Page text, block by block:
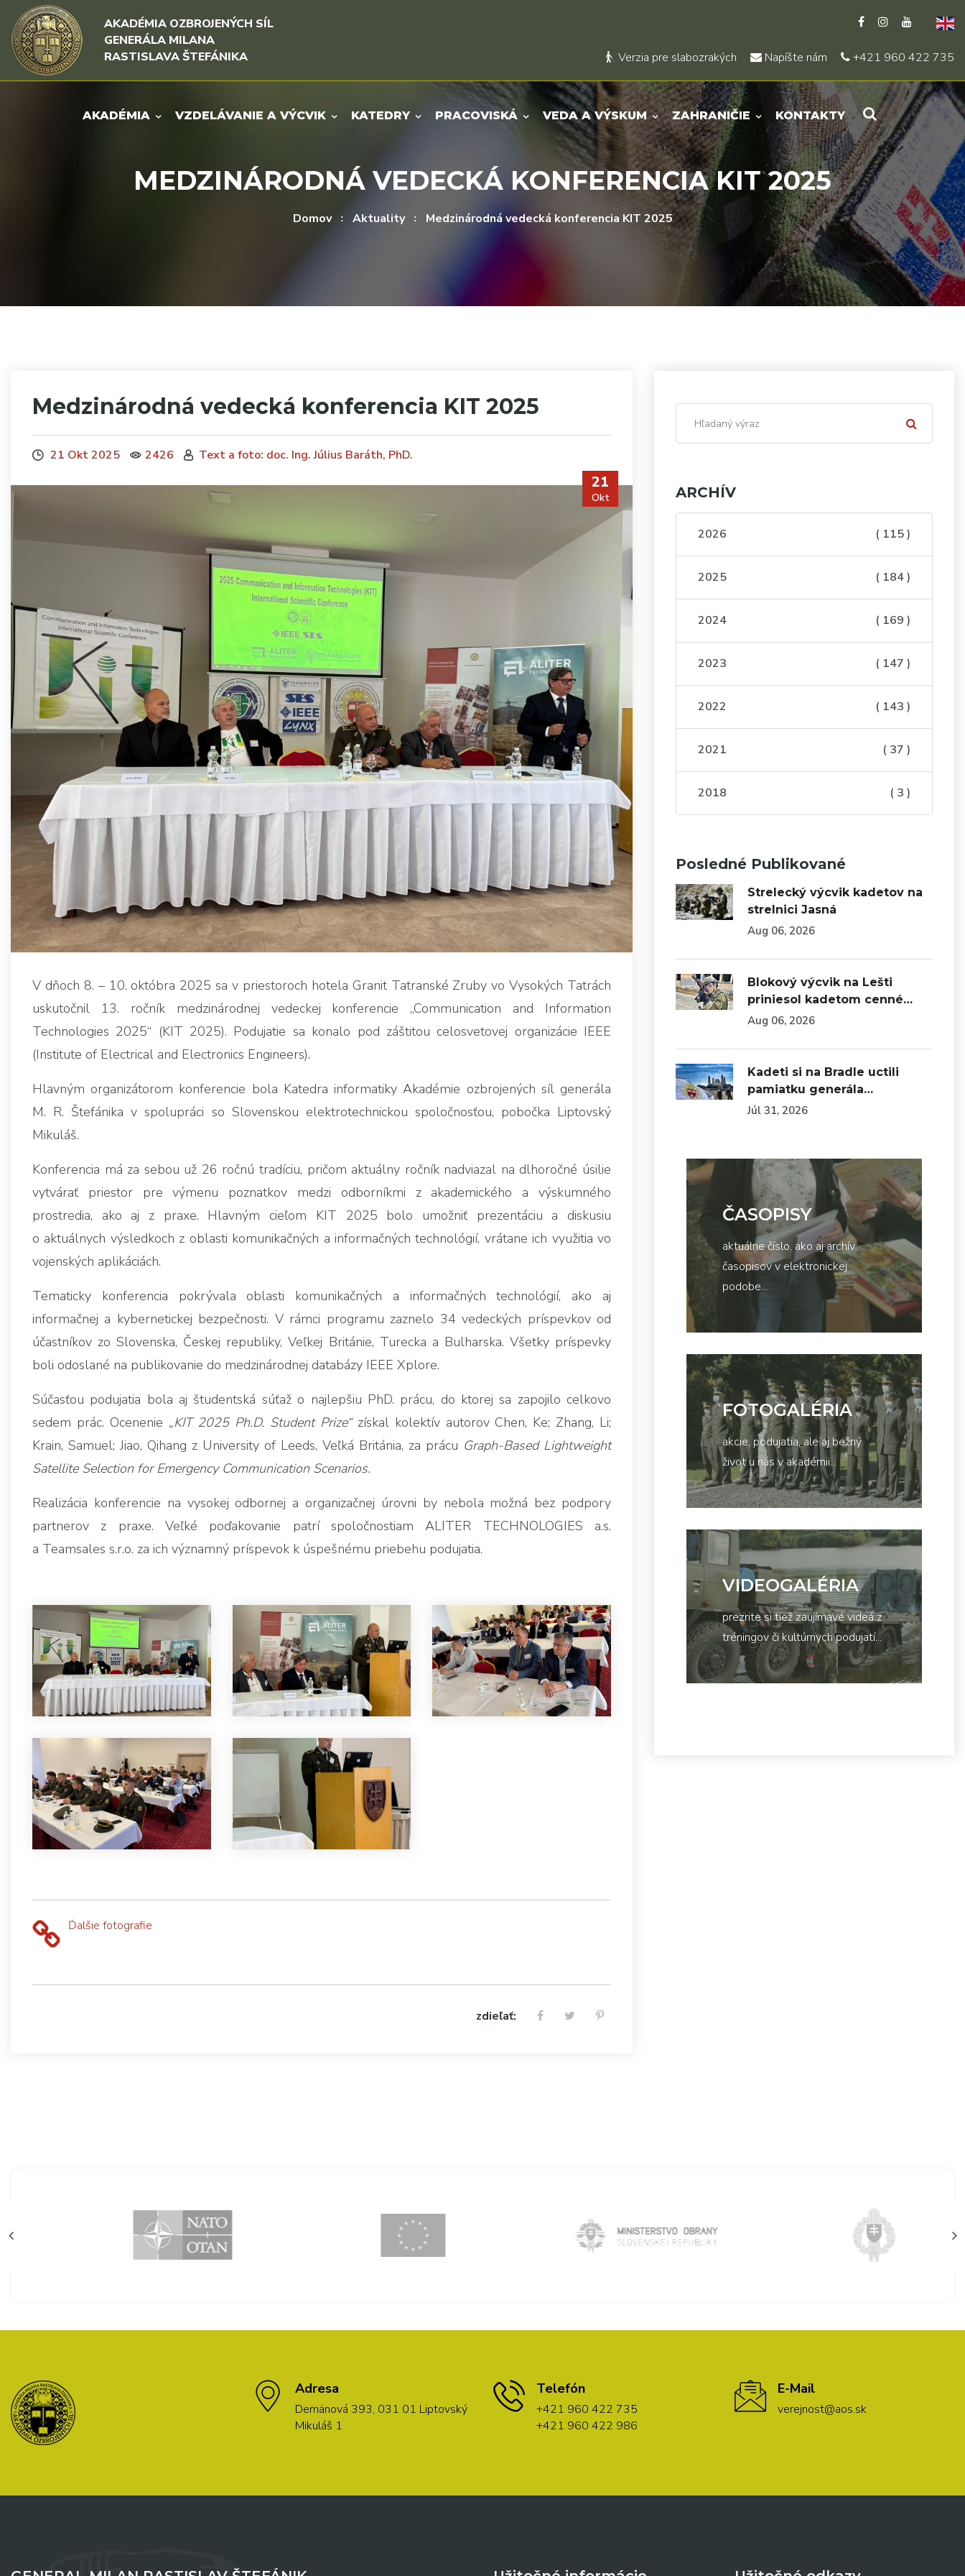
Rovno na obsah
Rovno na menu
AKADÉMIA OZBROJENÝCH SÍL
GENERÁLA MILANA
RASTISLAVA ŠTEFÁNIKA
Verzia pre slabozrakých Napíšte nám +421 960 422 735
AKADÉMIA VZDELÁVANIE A VÝCVIK KATEDRY PRACOVISKÁ VEDA A VÝSKUM ZAHRANIČIE KONTAKTY
MEDZINÁRODNÁ VEDECKÁ KONFERENCIA KIT 2025
Domov Aktuality Medzinárodná vedecká konferencia KIT 2025
Medzinárodná vedecká konferencia KIT 2025
21 Okt 2025 2426 Text a foto: doc. Ing. Július Baráth, PhD.
21
Okt
V dňoch 8. – 10. októbra 2025 sa v priestoroch hotela Granit Tatranské Zruby vo Vysokých Tatrách
uskutočnil 13. ročník medzinárodnej vedeckej konferencie „Communication and Information
Technologies 2025“ (KIT 2025). Podujatie sa konalo pod záštitou celosvetovej organizácie IEEE
(Institute of Electrical and Electronics Engineers).
Hlavným organizátorom konferencie bola Katedra informatiky Akadémie ozbrojených síl generála
M. R. Štefánika v spolupráci so Slovenskou elektrotechnickou spoločnosťou, pobočka Liptovský
Mikuláš.
Konferencia má za sebou už 26 ročnú tradíciu, pričom aktuálny ročník nadviazal na dlhoročné úsilie
vytvárať priestor pre výmenu poznatkov medzi odborníkmi z akademického a výskumného
prostredia, ako aj z praxe. Hlavným cieľom KIT 2025 bolo umožniť prezentáciu a diskusiu
o aktuálnych výsledkoch z oblasti komunikačných a informačných technológií, vrátane ich využitia vo
vojenských aplikáciách.
Tematicky konferencia pokrývala oblasti komunikačných a informačných technológií, ako aj
informačnej a kybernetickej bezpečnosti. V rámci programu zaznelo 34 vedeckých príspevkov od
účastníkov zo Slovenska, Českej republiky, Veľkej Británie, Turecka a Bulharska. Všetky príspevky
boli odoslané na publikovanie do medzinárodnej databázy IEEE Xplore.
Súčasťou podujatia bola aj študentská súťaž o najlepšiu PhD. prácu, do ktorej sa zapojilo celkovo
sedem prác. Ocenenie „KIT 2025 Ph.D. Student Prize“získal kolektív autorov Chen, Ke; Zhang, Li;
Krain, Samuel; Jiao, Qihang z University of Leeds, Veľká Británia, za prácu Graph-Based Lightweight
Satellite Selection for Emergency Communication Scenarios.
Realizácia konferencie na vysokej odbornej a organizačnej úrovni by nebola možná bez podpory
partnerov z praxe. Veľké poďakovanie patrí spoločnostiam ALITER TECHNOLOGIES a.s.
a Teamsales s.r.o. za ich významný príspevok k úspešnému priebehu podujatia.
Ďalšie fotografie
zdieľať:
ARCHÍV
2026 ( 115 )
2025 ( 184 )
2024 ( 169 )
2023 ( 147 )
2022 ( 143 )
2021 ( 37 )
2018 ( 3 )
Posledné Publikované
Strelecký výcvik kadetov na
strelnici Jasná
Aug 06, 2026
Blokový výcvik na Lešti
priniesol kadetom cenné…
Aug 06, 2026
Kadeti si na Bradle uctili
pamiatku generála…
Júl 31, 2026
ČASOPISY
aktuálne číslo, ako aj archív
časopisov v elektronickej
podobe...
FOTOGALÉRIA
akcie, podujatia, ale aj bežný
život u nás v akadémii...
VIDEOGALÉRIA
prezrite si tiež zaujímavé videá z
tréningov či kultúrnych podujatí...
Adresa
Demänová 393, 031 01 Liptovský
Mikuláš 1
Telefón
+421 960 422 735
+421 960 422 986
E-Mail
verejnost@aos.sk